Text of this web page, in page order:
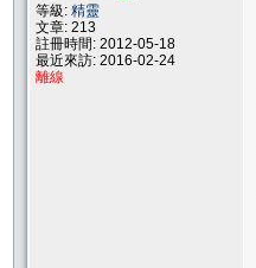
等級: 精靈
文章: 213
註冊時間: 2012-05-18
最近來訪: 2016-02-24
離線